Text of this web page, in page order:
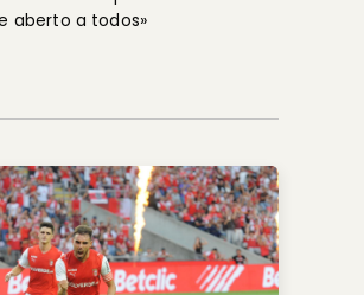
aberto a todos»